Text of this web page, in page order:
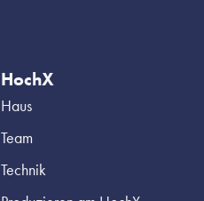
HochX
Haus
Team
Technik